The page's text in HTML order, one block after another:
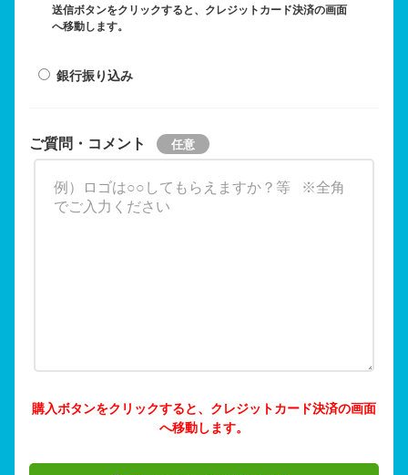
送信ボタンをクリックすると、クレジットカード決済の画面
へ移動します。
銀行振り込み
ご質問・コメント
購入ボタンをクリックすると、クレジットカード決済の画面
へ移動します。